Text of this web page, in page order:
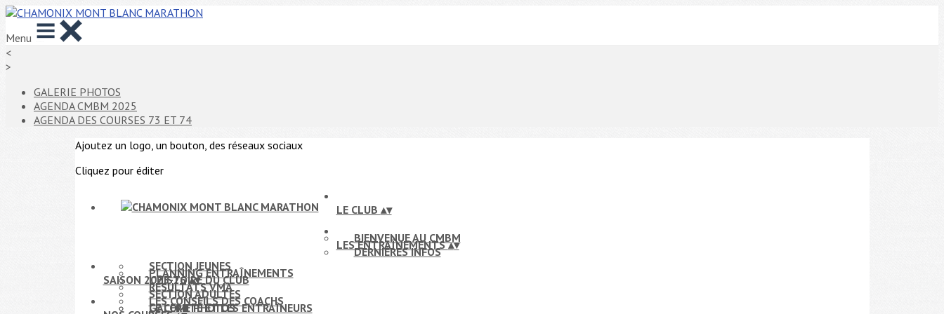
Menu
<
>
GALERIE PHOTOS
AGENDA CMBM 2025
AGENDA DES COURSES 73 ET 74
Ajoutez un logo, un bouton, des réseaux sociaux
Cliquez pour éditer
LE CLUB ▴▾
BIENVENUE AU CMBM
DERNIÈRES INFOS
SECTION JEUNES
L'HISTOIRE DU CLUB
SECTION ADULTES
LE COMITÉ ET LES ENTRAÎNEURS
LES ENTRAÎNEMENTS▴▾
PLANNING ENTRAÎNEMENTS
RÉSULTATS VMA
LES CONSEILS DES COACHS
SAISON 2025-26▴▾
GALERIE PHOTOS